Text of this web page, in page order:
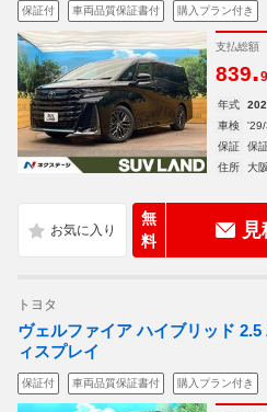
保証付 車両品質保証書付 購入プラン付き
支払総額
839.9
年式
車検
'29/
保証
保
住所
大
無
料
トヨタ
ヴェルファイア ハイブリッド
ィスプレイ
保証付 車両品質保証書付 購入プラン付き